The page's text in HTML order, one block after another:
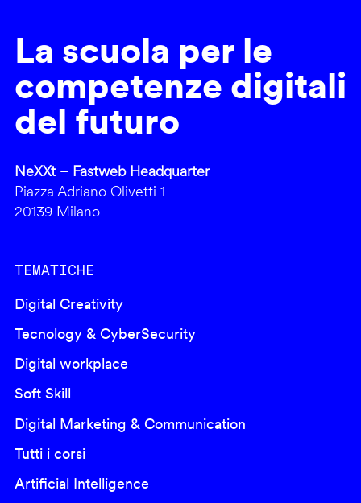
La scuola per le
competenze digitali
del futuro
NeXXt – Fastweb Headquarter
Piazza Adriano Olivetti 1
20139 Milano
TEMATICHE
Digital Creativity
Tecnology & CyberSecurity
Digital workplace
Soft Skill
Digital Marketing & Communication
Tutti i corsi
Artificial Intelligence